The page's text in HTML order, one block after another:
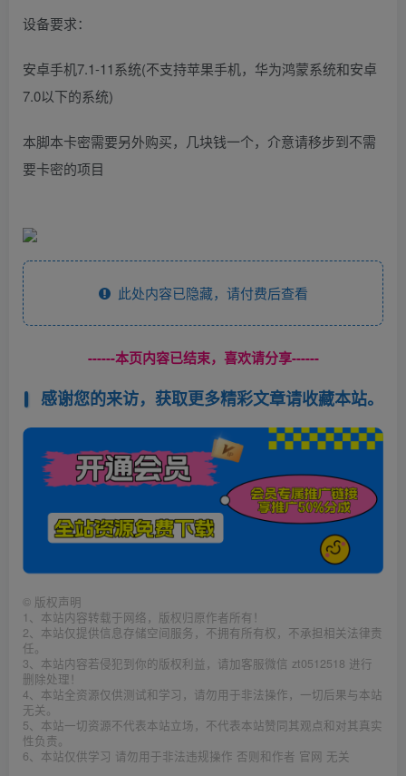
设备要求：
安卓手机7.1-11系统(不支持苹果手机，华为鸿蒙系统和安卓
7.0以下的系统)
本脚本卡密需要另外购买，几块钱一个，介意请移步到不需
要卡密的项目
此处内容已隐藏，请付费后查看
------本页内容已结束，喜欢请分享------
感谢您的来访，获取更多精彩文章请收藏本站。
© 版权声明
1、本站内容转载于网络，版权归原作者所有！
2、本站仅提供信息存储空间服务，不拥有所有权，不承担相关法律责
任。
3、本站内容若侵犯到你的版权利益，请加客服微信 zt0512518 进行
删除处理！
4、本站全资源仅供测试和学习，请勿用于非法操作，一切后果与本站
无关。
5、本站一切资源不代表本站立场，不代表本站赞同其观点和对其真实
性负责。
6、本站仅供学习 请勿用于非法违规操作 否则和作者 官网 无关